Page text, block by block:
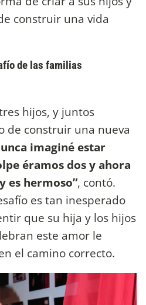
construir una vida
de las familias
hijos, y juntos
de construir una nueva
imaginé estar
éramos dos y ahora
es hermoso”, contó.
es tan inesperado
que su hija y los hijos
este amor le
el camino correcto.